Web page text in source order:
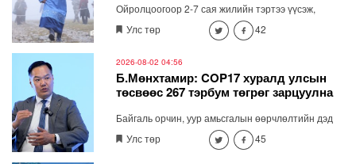
Ойролцоогоор 2-7 сая жилийн тэртээ үүсэж,
хосгүй үзэсгэлэнг бүрдүүлсэн Хөвсгөл нуур төрийн
тахилгат болсноор идээшин, оршиж буй 59
зүйлийн ховор нэн ховор ургамал болоод дэлхийн
цэвэр усны нөөц үеэс үе дамжин, хайрлан
хамгаалагдах боломж бүрдэж, нас уртсаж байна.
Улс төр 42
2026-08-02 04:56
Б.Мөнхтамир: COP17 хуралд улсын
төсвөөс 267 тэрбум төгрөг зарцуулна
Байгаль орчин, уур амьсгалын өөрчлөлтийн дэд
сайд Б.Мөнхтамиртай ярилцав. Тэрээр СОР 17
хурлын бэлтгэлийг хангах үндэсний хорооны дэд
Улс төр 45